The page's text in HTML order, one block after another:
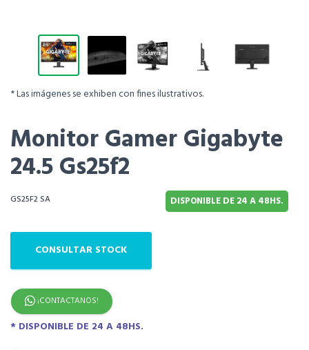
* Las imágenes se exhiben con fines ilustrativos.
Monitor Gamer Gigabyte
24.5 Gs25f2
GS25F2 SA DISPONIBLE DE 24 A 48HS.
CONSULTAR STOCK
¡CONTACTANOS!
* DISPONIBLE DE 24 A 48HS.